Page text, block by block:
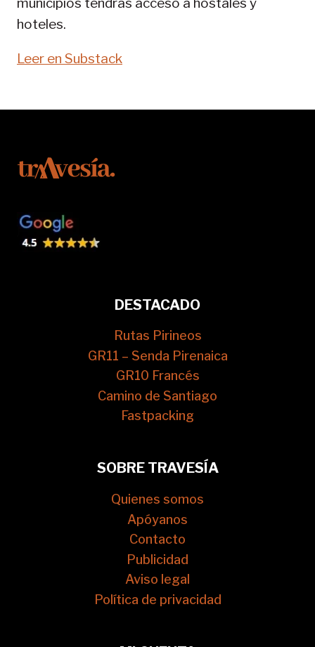
municipios tendrás acceso a hostales y
hoteles.
Leer en Substack
DESTACADO
Rutas Pirineos
GR11 – Senda Pirenaica
GR10 Francés
Camino de Santiago
Fastpacking
SOBRE TRAVESÍA
Quienes somos
Apóyanos
Contacto
Publicidad
Aviso legal
Política de privacidad